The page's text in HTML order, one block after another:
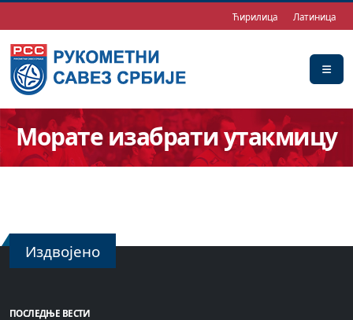
Ћирилица Латиница
Морате изабрати утакмицу
Издвојено
ПОСЛЕДЊЕ ВЕСТИ